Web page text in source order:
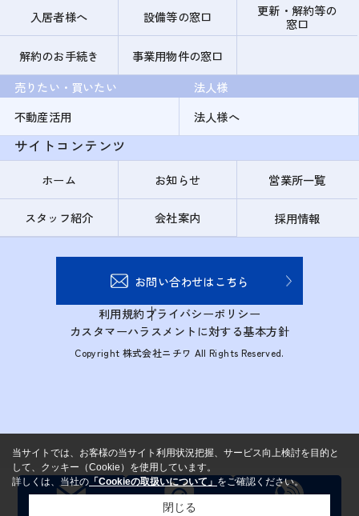
入居者様へ
設備等の窓口
更新・解約等の
窓口
解約のお手続き
事業用物件の窓口
売りたい・買いたい
不動産活用
法人様
法人様へ
サイトコンテンツ
ホーム お知らせ 営業所一覧
スタッフ紹介 会社案内 採用情報
お問い合わせはこちら
利用規約プライバシーポリシー
カスタマーハラスメントに対する基本方針
Copyright 株式会社ニチワ All Rights Reserved.
当サイトでは、お客様の当サイト利用状況把握、サービス向上検討を目的と
して、クッキー（Cookie）を使用しています。
詳しくは、当社の 「Cookieの取扱いについて」 をご確認ください。
閉じる